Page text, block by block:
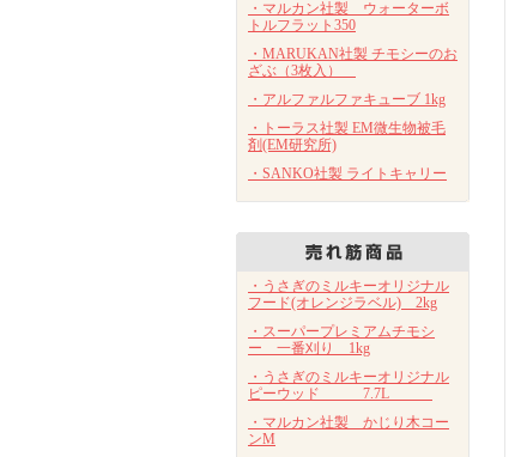
・マルカン社製 ウォーターボ
トルフラット350
・MARUKAN社製 チモシーのお
ざぶ（3枚入）
・アルファルファキューブ 1kg
・トーラス社製 EM微生物被毛
剤(EM研究所)
・SANKO社製 ライトキャリー
・うさぎのミルキーオリジナル
フード(オレンジラベル) 2kg
・スーパープレミアムチモシ
ー 一番刈り 1kg
・うさぎのミルキーオリジナル
ピーウッド 7.7L
・マルカン社製 かじり木コー
ンM